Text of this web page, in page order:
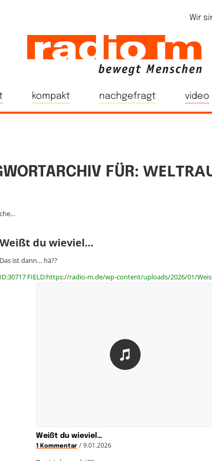
Wir
kompakt nachgefragt video
FÜR:
Weißt du wieviel…
Das ist dann… hä??
ID:30717 FIELD:https://radio-m.de/wp-content/uploads/2026/01/
Weißt du wieviel…
1 Kommentar / 9.01.2026